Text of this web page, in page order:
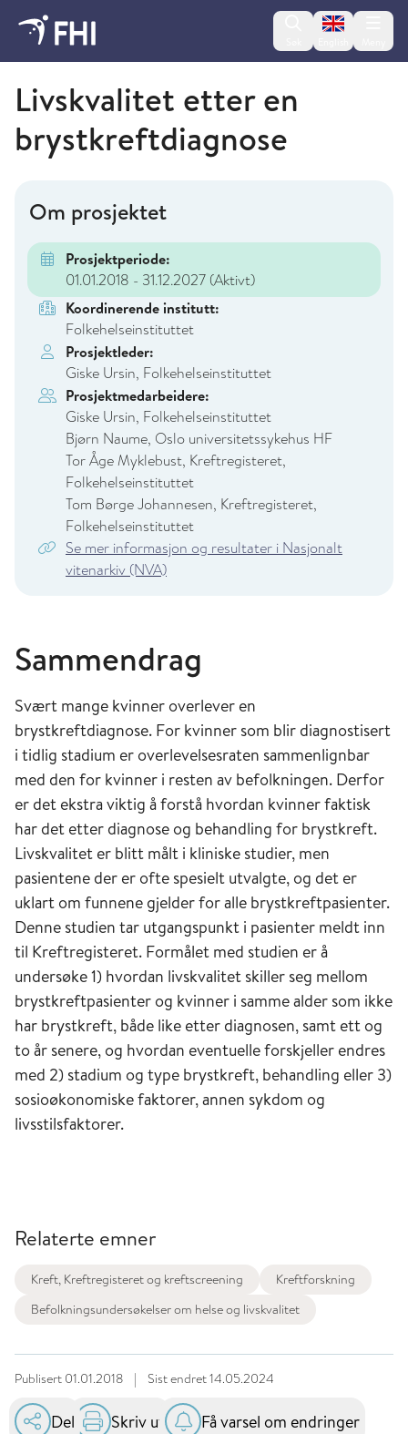
Change
Folkehelseinstituttet
Livskvalitet etter en
brystkreftdiagnose
Om prosjektet
Prosjektperiode:
01.01.2018 - 31.12.2027 (Aktivt)
Koordinerende institutt:
Folkehelseinstituttet
Prosjektleder:
Giske Ursin, Folkehelseinstituttet
Prosjektmedarbeidere:
Giske Ursin, Folkehelseinstituttet
Bjørn Naume, Oslo universitetssykehus HF
Tor Åge Myklebust, Kreftregisteret,
Folkehelseinstituttet
Tom Børge Johannesen, Kreftregisteret,
Folkehelseinstituttet
Se mer informasjon og resultater i Nasjonalt
vitenarkiv (NVA)
Sammendrag
Svært mange kvinner overlever en
brystkreftdiagnose. For kvinner som blir diagnostisert
i tidlig stadium er overlevelsesraten sammenlignbar
med den for kvinner i resten av befolkningen. Derfor
er det ekstra viktig å forstå hvordan kvinner faktisk
har det etter diagnose og behandling for brystkreft.
Livskvalitet er blitt målt i kliniske studier, men
pasientene der er ofte spesielt utvalgte, og det er
uklart om funnene gjelder for alle brystkreftpasienter.
Denne studien tar utgangspunkt i pasienter meldt inn
til Kreftregisteret. Formålet med studien er å
undersøke 1) hvordan livskvalitet skiller seg mellom
brystkreftpasienter og kvinner i samme alder som ikke
har brystkreft, både like etter diagnosen, samt ett og
to år senere, og hvordan eventuelle forskjeller endres
med 2) stadium og type brystkreft, behandling eller 3)
sosioøkonomiske faktorer, annen sykdom og
livsstilsfaktorer.
Relaterte emner
Kreft, Kreftregisteret og kreftscreening
Kreftforskning
Befolkningsundersøkelser om helse og livskvalitet
Publisert 01.01.2018 | Sist endret14.05.2024
Del Skriv ut Få varsel om endringer